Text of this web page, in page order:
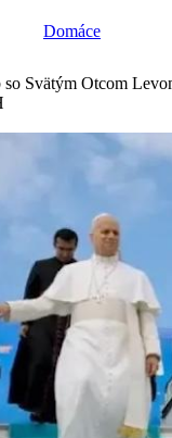
Domáce
so Svätým Otcom